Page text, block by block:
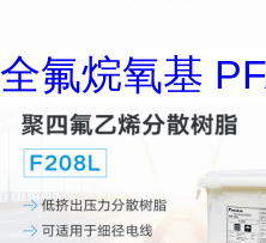
全氟烷氧基